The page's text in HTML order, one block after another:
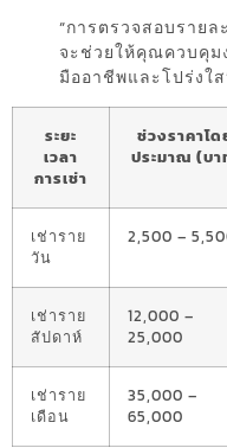
“การตรวจสอบรายล
จะช่วยให้คุณควบคุม
มืออาชีพและโปร่งใส
ระยะ
เวลา
การเช่า
ช่วงราคาโด
ประมาณ (บา
เช่าราย
วัน
2,500 –
เช่าราย
สัปดาห์
12,000 –
25,000
เช่าราย
เดือน
35,000 –
65,000